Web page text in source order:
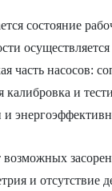
состояние
часть насосов:
калибровка и
и отсутствие